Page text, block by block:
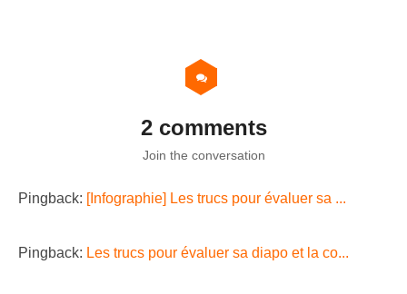
2 comments
Join the conversation
Pingback: [Infographie] Les trucs pour évaluer sa ...
Pingback: Les trucs pour évaluer sa diapo et la co...